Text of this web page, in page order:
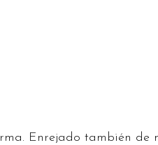
Enrejado también